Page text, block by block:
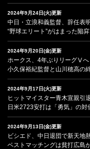
2024年9月24日(火)更新
中日・立浪和義監督、辞任表
“野球エリート”がはまった陥穽
2024年9月20日(金)更新
ホークス、4年ぶりリーグⅤへ
小久保裕紀監督と山川穂高の
2024年9月17日(火)更新
ヒットマイスター青木宣親引
日米2723安打は「勇気」の対
2024年9月13日(金)更新
ビシエド、中日退団で新天地
ベストマッチングは貧打広島